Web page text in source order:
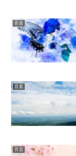
音楽
音楽
音楽